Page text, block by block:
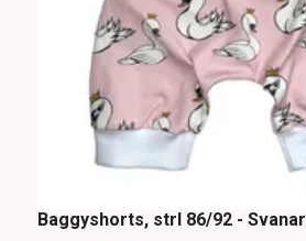
Baggyshorts, strl 86/92 - Svanar